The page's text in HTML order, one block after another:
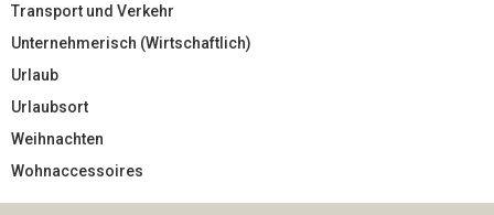
Transport und Verkehr
Unternehmerisch (Wirtschaftlich)
Urlaub
Urlaubsort
Weihnachten
Wohnaccessoires